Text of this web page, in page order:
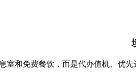
和免费餐饮，而是代办值机、优